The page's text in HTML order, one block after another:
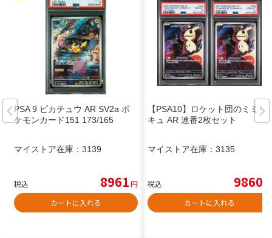
PSA 9 ピカチュウ AR SV2a ポ
ケモンカード151 173/165
マイストア在庫： 3139
税込 8961円
カートに入れる
【PSA10】ロケット団のミミッ
キュ AR 連番2枚セット
マイストア在庫： 3135
税込 9860
カートに入れる